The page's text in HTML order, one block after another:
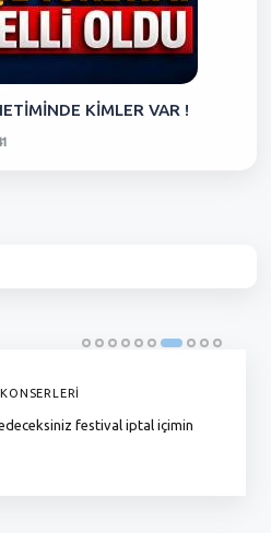
KİMLER VAR !
festival iptal içimin